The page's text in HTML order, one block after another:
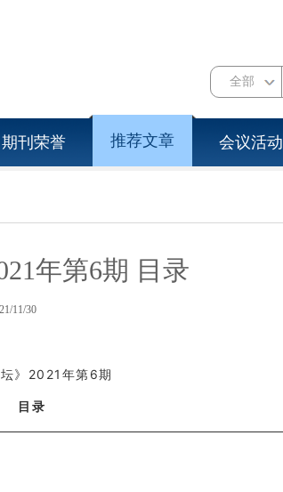
全部
期刊荣誉 推荐文章 会议活动
年第6期 目录
11/30
坛》2021年第6期
目录